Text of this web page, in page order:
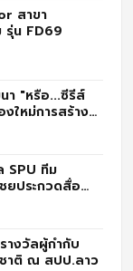
สาขา
รุ่น FD69
า "หรือ...ซีรีส์
ใหม่การสร้าง
SPU ทีม
ยประกวดสื่อ
ปี 3
างวัลผู้กำกับ
าติ ณ สปป.ลาว